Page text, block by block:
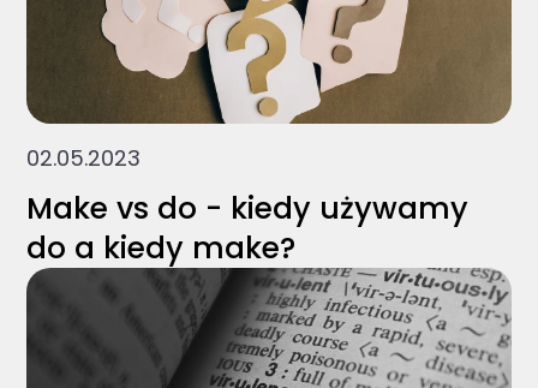
02.05.2023
Make vs do - kiedy używamy
do a kiedy make?